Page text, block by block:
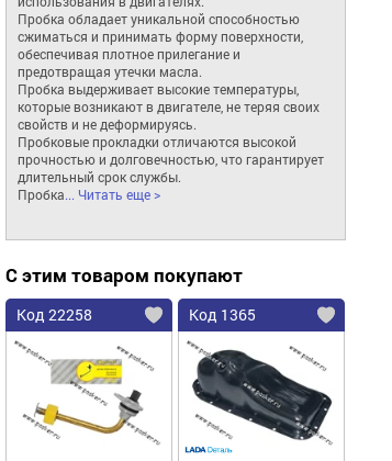
Пробка обладает уникальной способностью
сжиматься и принимать форму поверхности,
обеспечивая плотное прилегание и
предотвращая утечки масла.
Пробка выдерживает высокие температуры,
которые возникают в двигателе, не теряя своих
свойств и не деформируясь.
Пробковые прокладки отличаются высокой
прочностью и долговечностью, что гарантирует
длительный срок службы.
Пробка... Читать еще >
С этим товаром покупают
Код 22258 Код 1365